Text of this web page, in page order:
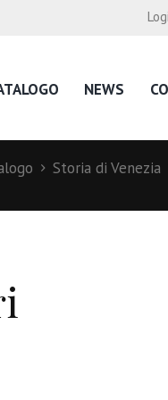
NEWS
Storia di Venezia